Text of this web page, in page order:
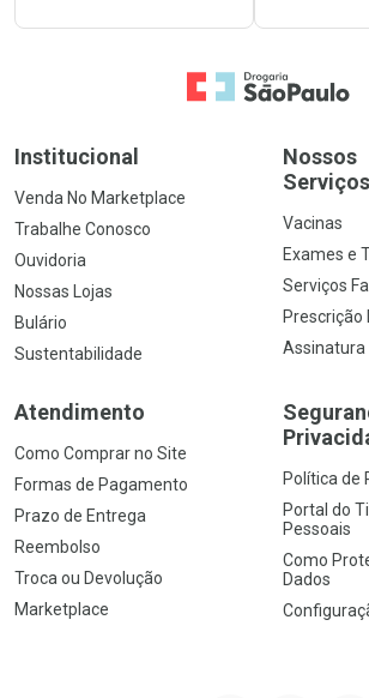
Ir para a Home
Institucional
Venda No Marketplace
Trabalhe Conosco
Ouvidoria
Nossas Lojas
Bulário
Sustentabilidade
Nossos
Serviços
Vacinas
Exames e
Serviços
Prescrição
Assinatura
Atendimento
Como Comprar no Site
Formas de Pagamento
Prazo de Entrega
Reembolso
Troca ou Devolução
Marketplace
Política de
Portal do
Pessoais
Como
Dados